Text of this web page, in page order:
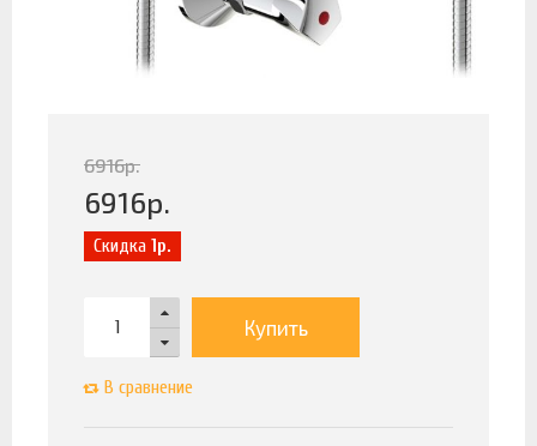
6916р.
6916р.
Скидка 1р.
Купить
В сравнение